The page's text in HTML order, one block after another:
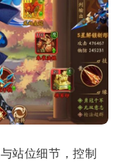
站位细节，控制